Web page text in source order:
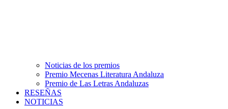
Noticias de los premios
Premio Mecenas Literatura Andaluza
Premio de Las Letras Andaluzas
RESEÑAS
NOTICIAS